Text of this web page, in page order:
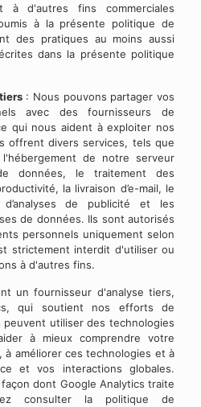
à d'autres fins commerciales
à la présente politique de
des pratiques au moins aussi
dans la présente politique
: Nous pouvons partager vos
avec des fournisseurs de
qui nous aident à exploiter nos
offrent divers services, tels que
de notre serveur
données, le traitement des
la livraison d’e-mail, le
de publicité et les
de données. Ils sont autorisés
personnels uniquement selon
strictement interdit d'utiliser ou
à d'autres fins.
un fournisseur d'analyse tiers,
qui soutient nos efforts de
peuvent utiliser des technologies
à mieux comprendre votre
à améliorer ces technologies et à
et vos interactions globales.
dont Google Analytics traite
consulter la politique de